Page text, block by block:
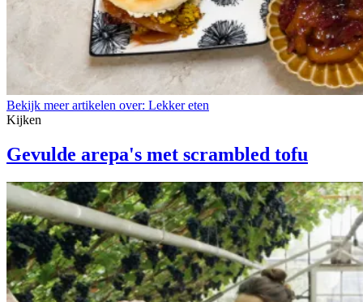
Bekijk meer artikelen over: Lekker eten
Kijken
Gevulde arepa's met scrambled tofu